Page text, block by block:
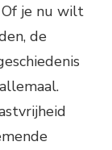
je nu wilt
de